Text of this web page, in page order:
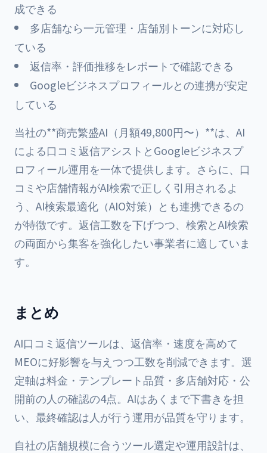
成できる
多店舗なら一元管理・店舗別トーンに対応し
ている
返信率・評価推移をレポートで確認できる
Googleビジネスプロフィールとの連携が安定
している
当社の**商売繁盛AI（月額49,800円〜）**は、AI
による口コミ返信アシストとGoogleビジネスプ
ロフィール運用を一体で提供します。さらに、口
コミや店舗情報がAI検索で正しく引用されるよ
う、 AI検索最適化（AIO対策） とも連携できるの
が特徴です。返信工数を下げつつ、検索とAI検索
の両面から集客を強化したい事業者に適していま
す。
まとめ
AI口コミ返信ツールは、返信率・速度を高めて
MEOに好影響を与えつつ工数を削減できます。選
定軸は料金・テンプレート品質・多店舗対応・公
開前の人の確認の4点。AIはあくまで下書きを担
い、最終確認は人が行う運用が品質を守ります。
自社の店舗規模に合うツール選定や運用設計は、